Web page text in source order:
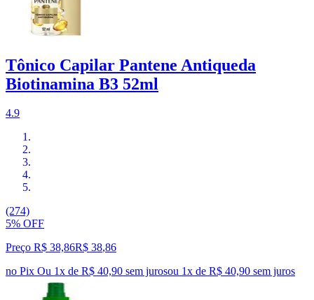
Tônico Capilar Pantene Antiqueda
Biotinamina B3 52ml
4.9
(274)
5% OFF
Preço R$ 38,86R$ 38,86
no Pix Ou 1x de R$ 40,90 sem jurosou 1x de R$ 40,90 sem juros